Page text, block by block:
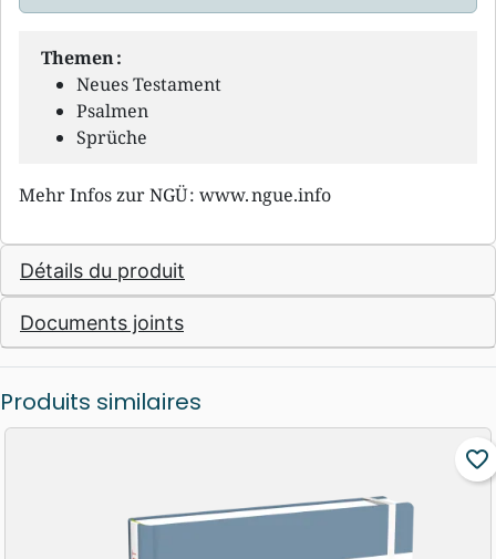
Themen :
Neues Testament
Psalmen
Sprüche
Mehr Infos zur NGÜ : www. ngue.info
Détails du produit
Documents joints
Produits similaires
favorite_border